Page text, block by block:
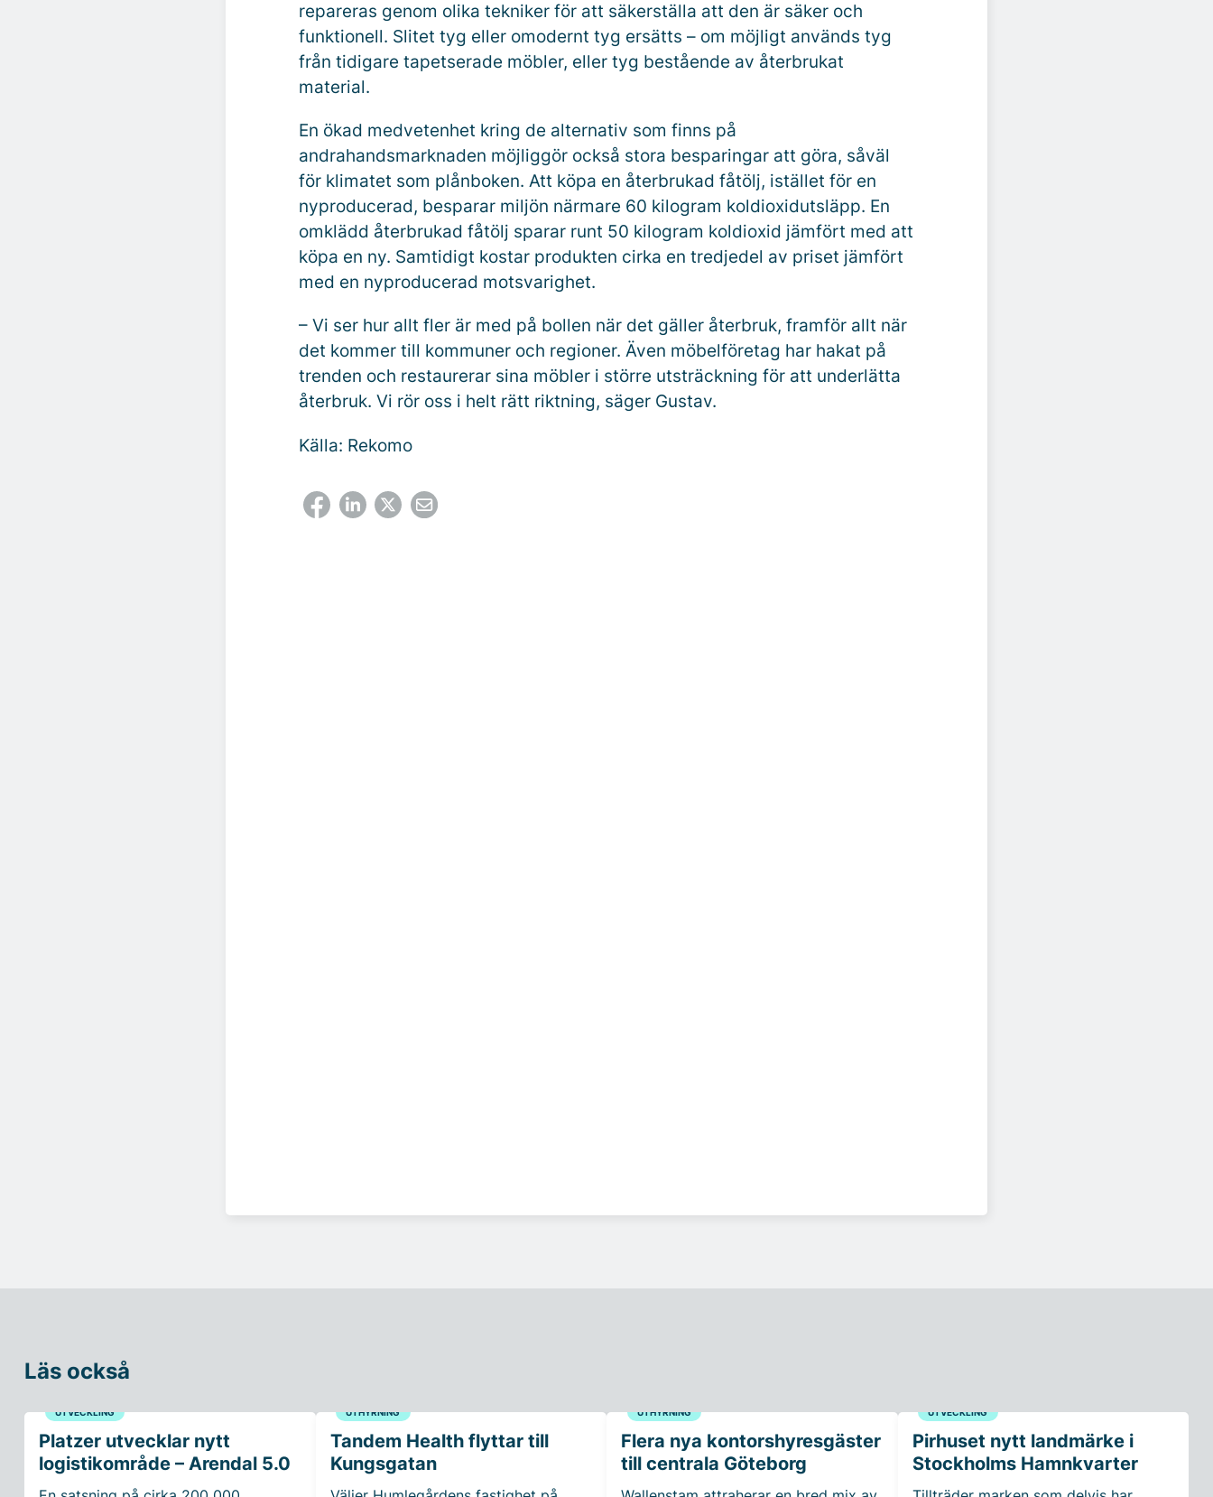
repareras genom olika tekniker för att säkerställa att den är säker och
funktionell. Slitet tyg eller omodernt tyg ersätts – om möjligt används tyg
från tidigare tapetserade möbler, eller tyg bestående av återbrukat
material.
En ökad medvetenhet kring de alternativ som finns på
andrahandsmarknaden möjliggör också stora besparingar att göra, såväl
för klimatet som plånboken. Att köpa en återbrukad fåtölj, istället för en
nyproducerad, besparar miljön närmare 60 kilogram koldioxidutsläpp. En
omklädd återbrukad fåtölj sparar runt 50 kilogram koldioxid jämfört med att
köpa en ny. Samtidigt kostar produkten cirka en tredjedel av priset jämfört
med en nyproducerad motsvarighet.
– Vi ser hur allt fler är med på bollen när det gäller återbruk, framför allt när
det kommer till kommuner och regioner. Även möbelföretag har hakat på
trenden och restaurerar sina möbler i större utsträckning för att underlätta
återbruk. Vi rör oss i helt rätt riktning, säger Gustav.
Källa: Rekomo
Läs också
UTVECKLING
Platzer utvecklar nytt
logistikområde – Arendal 5.0
UTHYRNING
Tandem Health flyttar till
Kungsgatan
UTHYRNING
Flera nya kontorshyresgäster
till centrala Göteborg
UTVECKLING
Pirhuset nytt landmärke i
Stockholms Hamnkvarter